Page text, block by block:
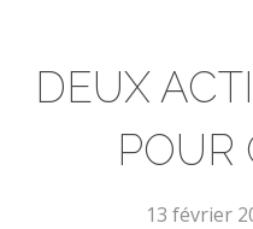
DEUX
POUR
13 février